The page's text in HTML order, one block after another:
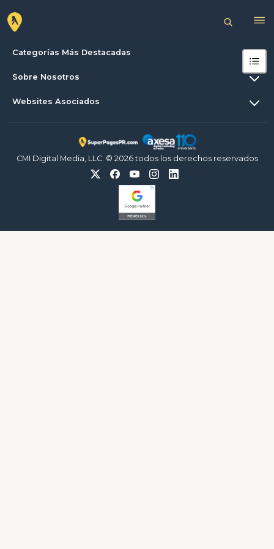
Categorías Más Destacadas
Sobre Nosotros
Websites Asociados
CMI Digital Media, LLC. © 2026 todos los derechos reservados